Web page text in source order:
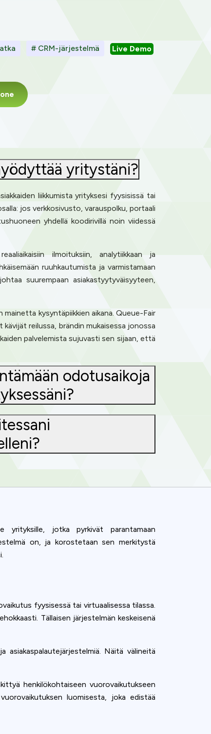
# CRM-järjestelmä Live Demo
yritystäni?
liikkumista yrityksesi fyysisissä tai
jos verkkosivusto, varauspolku, portaali
yhdellä koodirivillä noin viidessä
ilmoituksiin, analytiikkaan ja
ruuhkautumista ja varmistamaan
suurempaan asiakastyytyväisyyteen,
kysyntäpiikkien aikana. Queue-Fair
reilussa, brändin mukaisessa jonossa
palvelemista sujuvasti sen sijaan, että
odotusaikoja
yrityksille, jotka pyrkivät parantamaan
on, ja korostetaan sen merkitystä
fyysisessä tai virtuaalisessa tilassa.
Tällaisen järjestelmän keskeisenä
asiakaspalautejärjestelmiä. Näitä välineitä
henkilökohtaiseen vuorovaikutukseen
luomisesta, joka edistää